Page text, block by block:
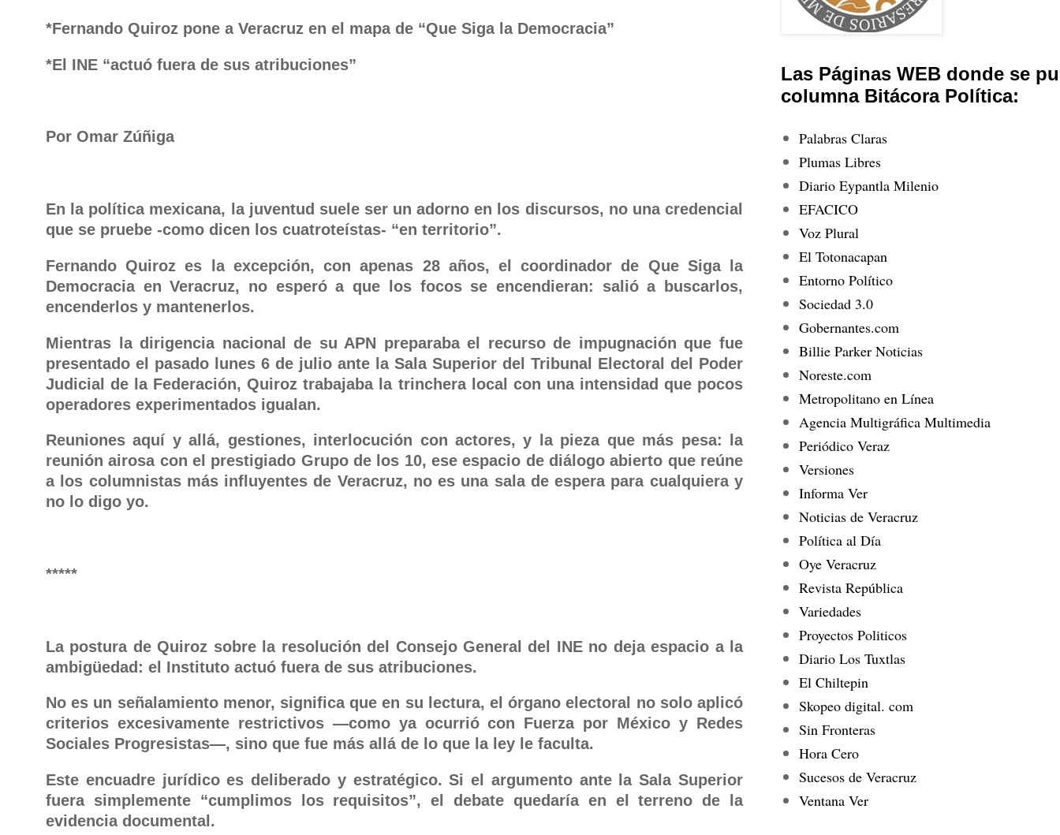
*Fernando Quiroz pone a Veracruz en el mapa de “Que Siga la Democracia”
*El INE “actuó fuera de sus atribuciones”
Por Omar Zúñiga
En la política mexicana, la juventud suele ser un adorno en los discursos, no una credencial
que se pruebe -como dicen los cuatroteístas- “en territorio”.
Fernando Quiroz es la excepción, con apenas 28 años, el coordinador de Que Siga la
Democracia en Veracruz, no esperó a que los focos se encendieran: salió a buscarlos,
encenderlos y mantenerlos.
Mientras la dirigencia nacional de su APN preparaba el recurso de impugnación que fue
presentado el pasado lunes 6 de julio ante la Sala Superior del Tribunal Electoral del Poder
Judicial de la Federación, Quiroz trabajaba la trinchera local con una intensidad que pocos
operadores experimentados igualan.
Reuniones aquí y allá, gestiones, interlocución con actores, y la pieza que más pesa: la
reunión airosa con el prestigiado Grupo de los 10, ese espacio de diálogo abierto que reúne
a los columnistas más influyentes de Veracruz, no es una sala de espera para cualquiera y
no lo digo yo.
*****
La postura de Quiroz sobre la resolución del Consejo General del INE no deja espacio a la
ambigüedad: el Instituto actuó fuera de sus atribuciones.
No es un señalamiento menor, significa que en su lectura, el órgano electoral no solo aplicó
criterios excesivamente restrictivos —como ya ocurrió con Fuerza por México y Redes
Sociales Progresistas—, sino que fue más allá de lo que la ley le faculta.
Este encuadre jurídico es deliberado y estratégico. Si el argumento ante la Sala Superior
fuera simplemente “cumplimos los requisitos”, el debate quedaría en el terreno de la
evidencia documental.
Las Páginas WEB donde se
columna Bitácora Política:
Palabras Claras
Plumas Libres
Diario Eypantla Milenio
EFACICO
Voz Plural
El Totonacapan
Entorno Político
Sociedad 3.0
Gobernantes.com
Billie Parker Noticias
Noreste.com
Metropolitano en Línea
Agencia Multigráfica Multimedia
Periódico Veraz
Versiones
Informa Ver
Noticias de Veracruz
Política al Día
Oye Veracruz
Revista República
Variedades
Proyectos Politicos
Diario Los Tuxtlas
El Chiltepin
Skopeo digital. com
Sin Fronteras
Hora Cero
Sucesos de Veracruz
Ventana Ver